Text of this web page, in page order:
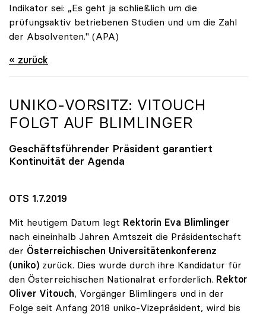
Indikator sei: „Es geht ja schließlich um die
prüfungsaktiv betriebenen Studien und um die Zahl
der Absolventen." (APA)
« zurück
UNIKO-VORSITZ: VITOUCH
FOLGT AUF BLIMLINGER
Geschäftsführender Präsident garantiert
Kontinuität der Agenda
OTS 1.7.2019
Mit heutigem Datum legt Rektorin Eva Blimlinger
nach eineinhalb Jahren Amtszeit die Präsidentschaft
der Österreichischen Universitätenkonferenz
(uniko) zurück. Dies wurde durch ihre Kandidatur für
den Österreichischen Nationalrat erforderlich. Rektor
Oliver Vitouch, Vorgänger Blimlingers und in der
Folge seit Anfang 2018 uniko-Vizepräsident, wird bis